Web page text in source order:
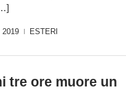
2019 ESTERI
tre ore muore un